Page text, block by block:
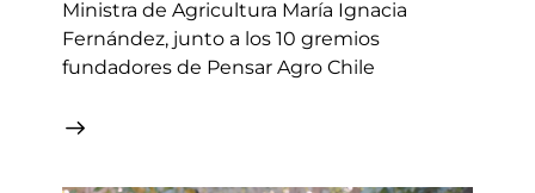
Ministra de Agricultura María Ignacia
Fernández, junto a los 10 gremios
fundadores de Pensar Agro Chile